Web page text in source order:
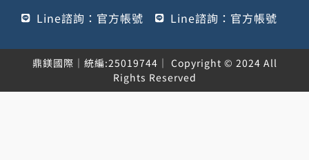
Line諮詢：官方帳號
Line諮詢：官方帳號
鼎鎂國際｜統編:25019744｜ Copyright © 2024 All
Rights Reserved